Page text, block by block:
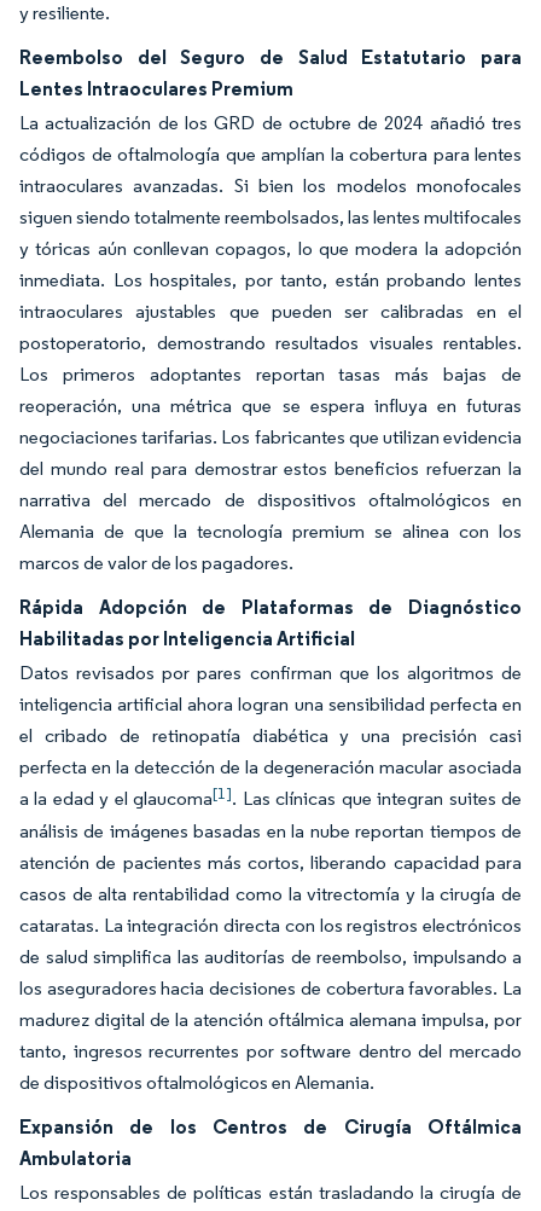
y resiliente.
Reembolso del Seguro de Salud Estatutario para
Lentes Intraoculares Premium
La actualización de los GRD de octubre de 2024 añadió tres
códigos de oftalmología que amplían la cobertura para lentes
intraoculares avanzadas. Si bien los modelos monofocales
siguen siendo totalmente reembolsados, las lentes multifocales
y tóricas aún conllevan copagos, lo que modera la adopción
inmediata. Los hospitales, por tanto, están probando lentes
intraoculares ajustables que pueden ser calibradas en el
postoperatorio, demostrando resultados visuales rentables.
Los primeros adoptantes reportan tasas más bajas de
reoperación, una métrica que se espera influya en futuras
negociaciones tarifarias. Los fabricantes que utilizan evidencia
del mundo real para demostrar estos beneficios refuerzan la
narrativa del mercado de dispositivos oftalmológicos en
Alemania de que la tecnología premium se alinea con los
marcos de valor de los pagadores.
Rápida Adopción de Plataformas de Diagnóstico
Habilitadas por Inteligencia Artificial
Datos revisados por pares confirman que los algoritmos de
inteligencia artificial ahora logran una sensibilidad perfecta en
el cribado de retinopatía diabética y una precisión casi
perfecta en la detección de la degeneración macular asociada
a la edad y el glaucoma[1]. Las clínicas que integran suites de
análisis de imágenes basadas en la nube reportan tiempos de
atención de pacientes más cortos, liberando capacidad para
casos de alta rentabilidad como la vitrectomía y la cirugía de
cataratas. La integración directa con los registros electrónicos
de salud simplifica las auditorías de reembolso, impulsando a
los aseguradores hacia decisiones de cobertura favorables. La
madurez digital de la atención oftálmica alemana impulsa, por
tanto, ingresos recurrentes por software dentro del mercado
de dispositivos oftalmológicos en Alemania.
Expansión de los Centros de Cirugía Oftálmica
Ambulatoria
Los responsables de políticas están trasladando la cirugía de